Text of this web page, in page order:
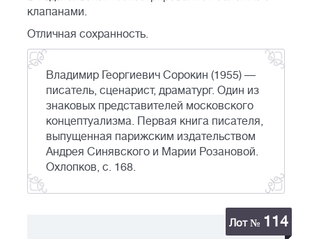
клапанами.
Отличная сохранность.
Владимир Георгиевич Сорокин (1955) —
писатель, сценарист, драматург. Один из
знаковых представителей московского
концептуализма. Первая книга писателя,
выпущенная парижским издательством
Андрея Синявского и Марии Розановой.
Охлопков, с. 168.
Лот № 114